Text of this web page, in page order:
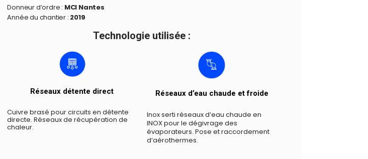
Donneur d’ordre : MCI Nantes
Année du chantier : 2019
Technologie utilisée :
Réseaux détente direct
Cuivre brasé pour circuits en détente
directe. Réseaux de récupération de
chaleur.
Réseaux d’eau chaude et froide
Inox serti réseaux d’eau chaude en
INOX pour le dégivrage des
évaporateurs. Pose et raccordement
d’aérothermes.